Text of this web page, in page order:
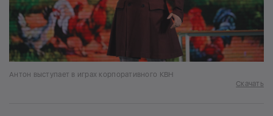
Антон выступает в играх корпоративного КВН
Скачать